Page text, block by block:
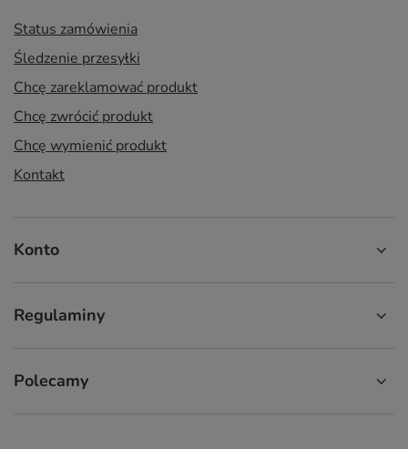
Status zamówienia
Śledzenie przesyłki
Chcę zareklamować produkt
Chcę zwrócić produkt
Chcę wymienić produkt
Kontakt
Konto
Regulaminy
Polecamy